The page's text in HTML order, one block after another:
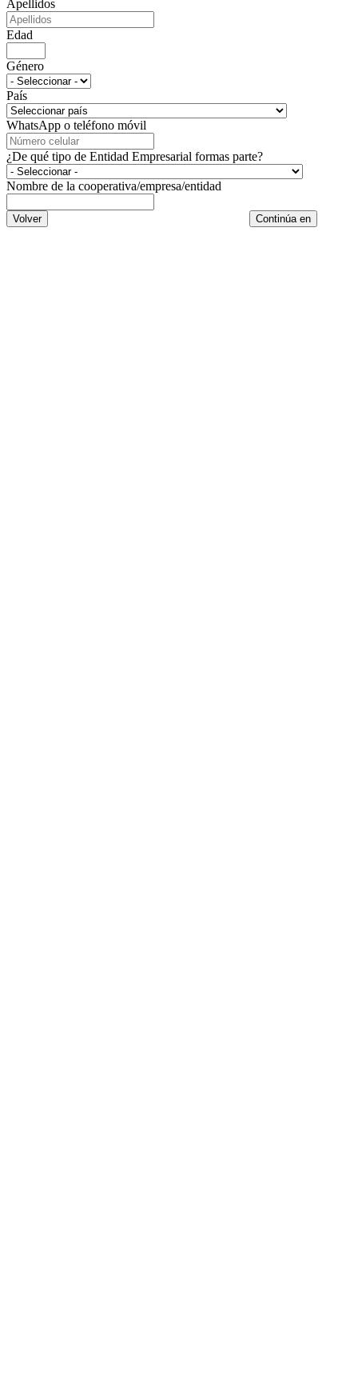
Apellidos
Edad
Género
País
WhatsApp o teléfono móvil
¿De qué tipo de Entidad Empresarial formas parte?
Nombre de la cooperativa/empresa/entidad
Volver Continúa en